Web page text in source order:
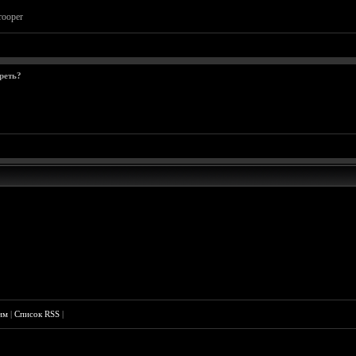
|Список RSS |